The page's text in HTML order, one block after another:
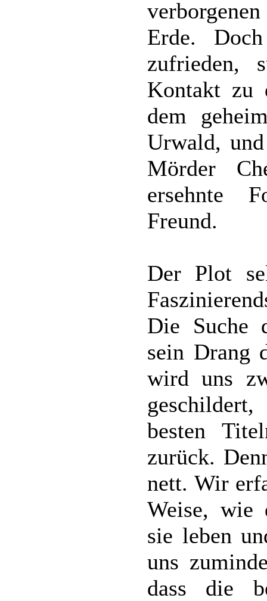
Erde.
zufrieden,
Kontakt zu
dem
Urwald,
Mörder
ersehnte
Freund.
Der Plot
Die Suche
sein Drang
wird uns
besten
zurück.
nett. Wir
Weise, wie
sie leben
uns
dass die